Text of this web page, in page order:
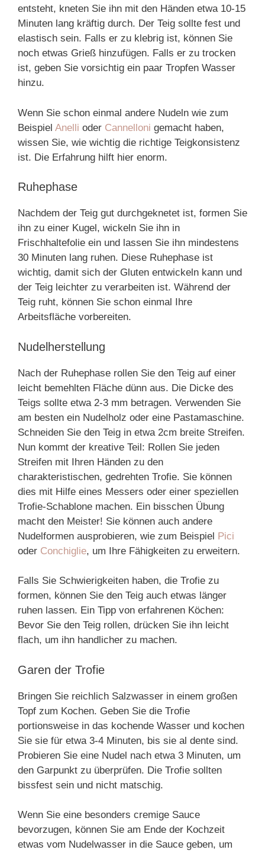
entsteht, kneten Sie ihn mit den Händen etwa 10-15
Minuten lang kräftig durch. Der Teig sollte fest und
elastisch sein. Falls er zu klebrig ist, können Sie
noch etwas Grieß hinzufügen. Falls er zu trocken
ist, geben Sie vorsichtig ein paar Tropfen Wasser
hinzu.
Wenn Sie schon einmal andere Nudeln wie zum
Beispiel Anelli oder Cannelloni gemacht haben,
wissen Sie, wie wichtig die richtige Teigkonsistenz
ist. Die Erfahrung hilft hier enorm.
Ruhephase
Nachdem der Teig gut durchgeknetet ist, formen Sie
ihn zu einer Kugel, wickeln Sie ihn in
Frischhaltefolie ein und lassen Sie ihn mindestens
30 Minuten lang ruhen. Diese Ruhephase ist
wichtig, damit sich der Gluten entwickeln kann und
der Teig leichter zu verarbeiten ist. Während der
Teig ruht, können Sie schon einmal Ihre
Arbeitsfläche vorbereiten.
Nudelherstellung
Nach der Ruhephase rollen Sie den Teig auf einer
leicht bemehlten Fläche dünn aus. Die Dicke des
Teigs sollte etwa 2-3 mm betragen. Verwenden Sie
am besten ein Nudelholz oder eine Pastamaschine.
Schneiden Sie den Teig in etwa 2cm breite Streifen.
Nun kommt der kreative Teil: Rollen Sie jeden
Streifen mit Ihren Händen zu den
charakteristischen, gedrehten Trofie. Sie können
dies mit Hilfe eines Messers oder einer speziellen
Trofie-Schablone machen. Ein bisschen Übung
macht den Meister! Sie können auch andere
Nudelformen ausprobieren, wie zum Beispiel Pici
oder Conchiglie, um Ihre Fähigkeiten zu erweitern.
Falls Sie Schwierigkeiten haben, die Trofie zu
formen, können Sie den Teig auch etwas länger
ruhen lassen. Ein Tipp von erfahrenen Köchen:
Bevor Sie den Teig rollen, drücken Sie ihn leicht
flach, um ihn handlicher zu machen.
Garen der Trofie
Bringen Sie reichlich Salzwasser in einem großen
Topf zum Kochen. Geben Sie die Trofie
portionsweise in das kochende Wasser und kochen
Sie sie für etwa 3-4 Minuten, bis sie al dente sind.
Probieren Sie eine Nudel nach etwa 3 Minuten, um
den Garpunkt zu überprüfen. Die Trofie sollten
bissfest sein und nicht matschig.
Wenn Sie eine besonders cremige Sauce
bevorzugen, können Sie am Ende der Kochzeit
etwas vom Nudelwasser in die Sauce geben, um